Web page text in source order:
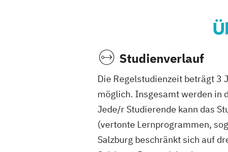
Studienverlauf
Die Regelstudienzeit beträgt 3
möglich. Insgesamt werden in
Jede/r Studierende kann das
(vertonte Lernprogrammen,
Salzburg beschränkt sich auf